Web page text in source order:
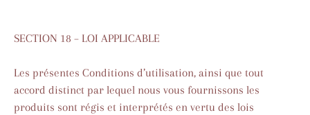
SECTION 18 – LOI APPLICABLE
Les présentes Conditions d’utilisation, ainsi que tout
accord distinct par lequel nous vous fournissons les
produits sont régis et interprétés en vertu des lois